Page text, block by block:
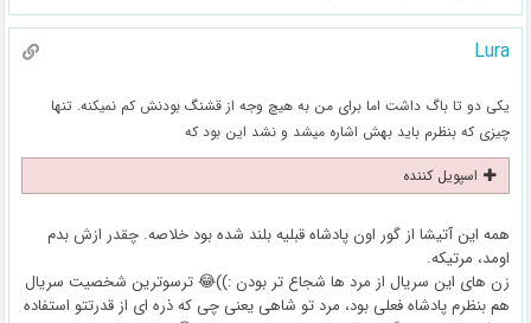
Lura
یکی دو تا باگ داشت اما برای من به هیچ وجه از قشنگ بودنش کم نمیکنه. تنها
چیزی که بنظرم باید بهش اشاره میشد و نشد این بود که
اسپویل کننده
همه این آتیشا از گور اون پادشاه قبلیه بلند شده بود خلاصه. چقدر ازش بدم
اومد، مرتیکه.
زن های این سریال از مرد ها شجاع تر بودن :))😂 ترسوترین شخصیت سریال
هم بنظرم پادشاه فعلی بود، مرد تو شاهی یعنی چی که ذره ای از قدرتتو استفاده